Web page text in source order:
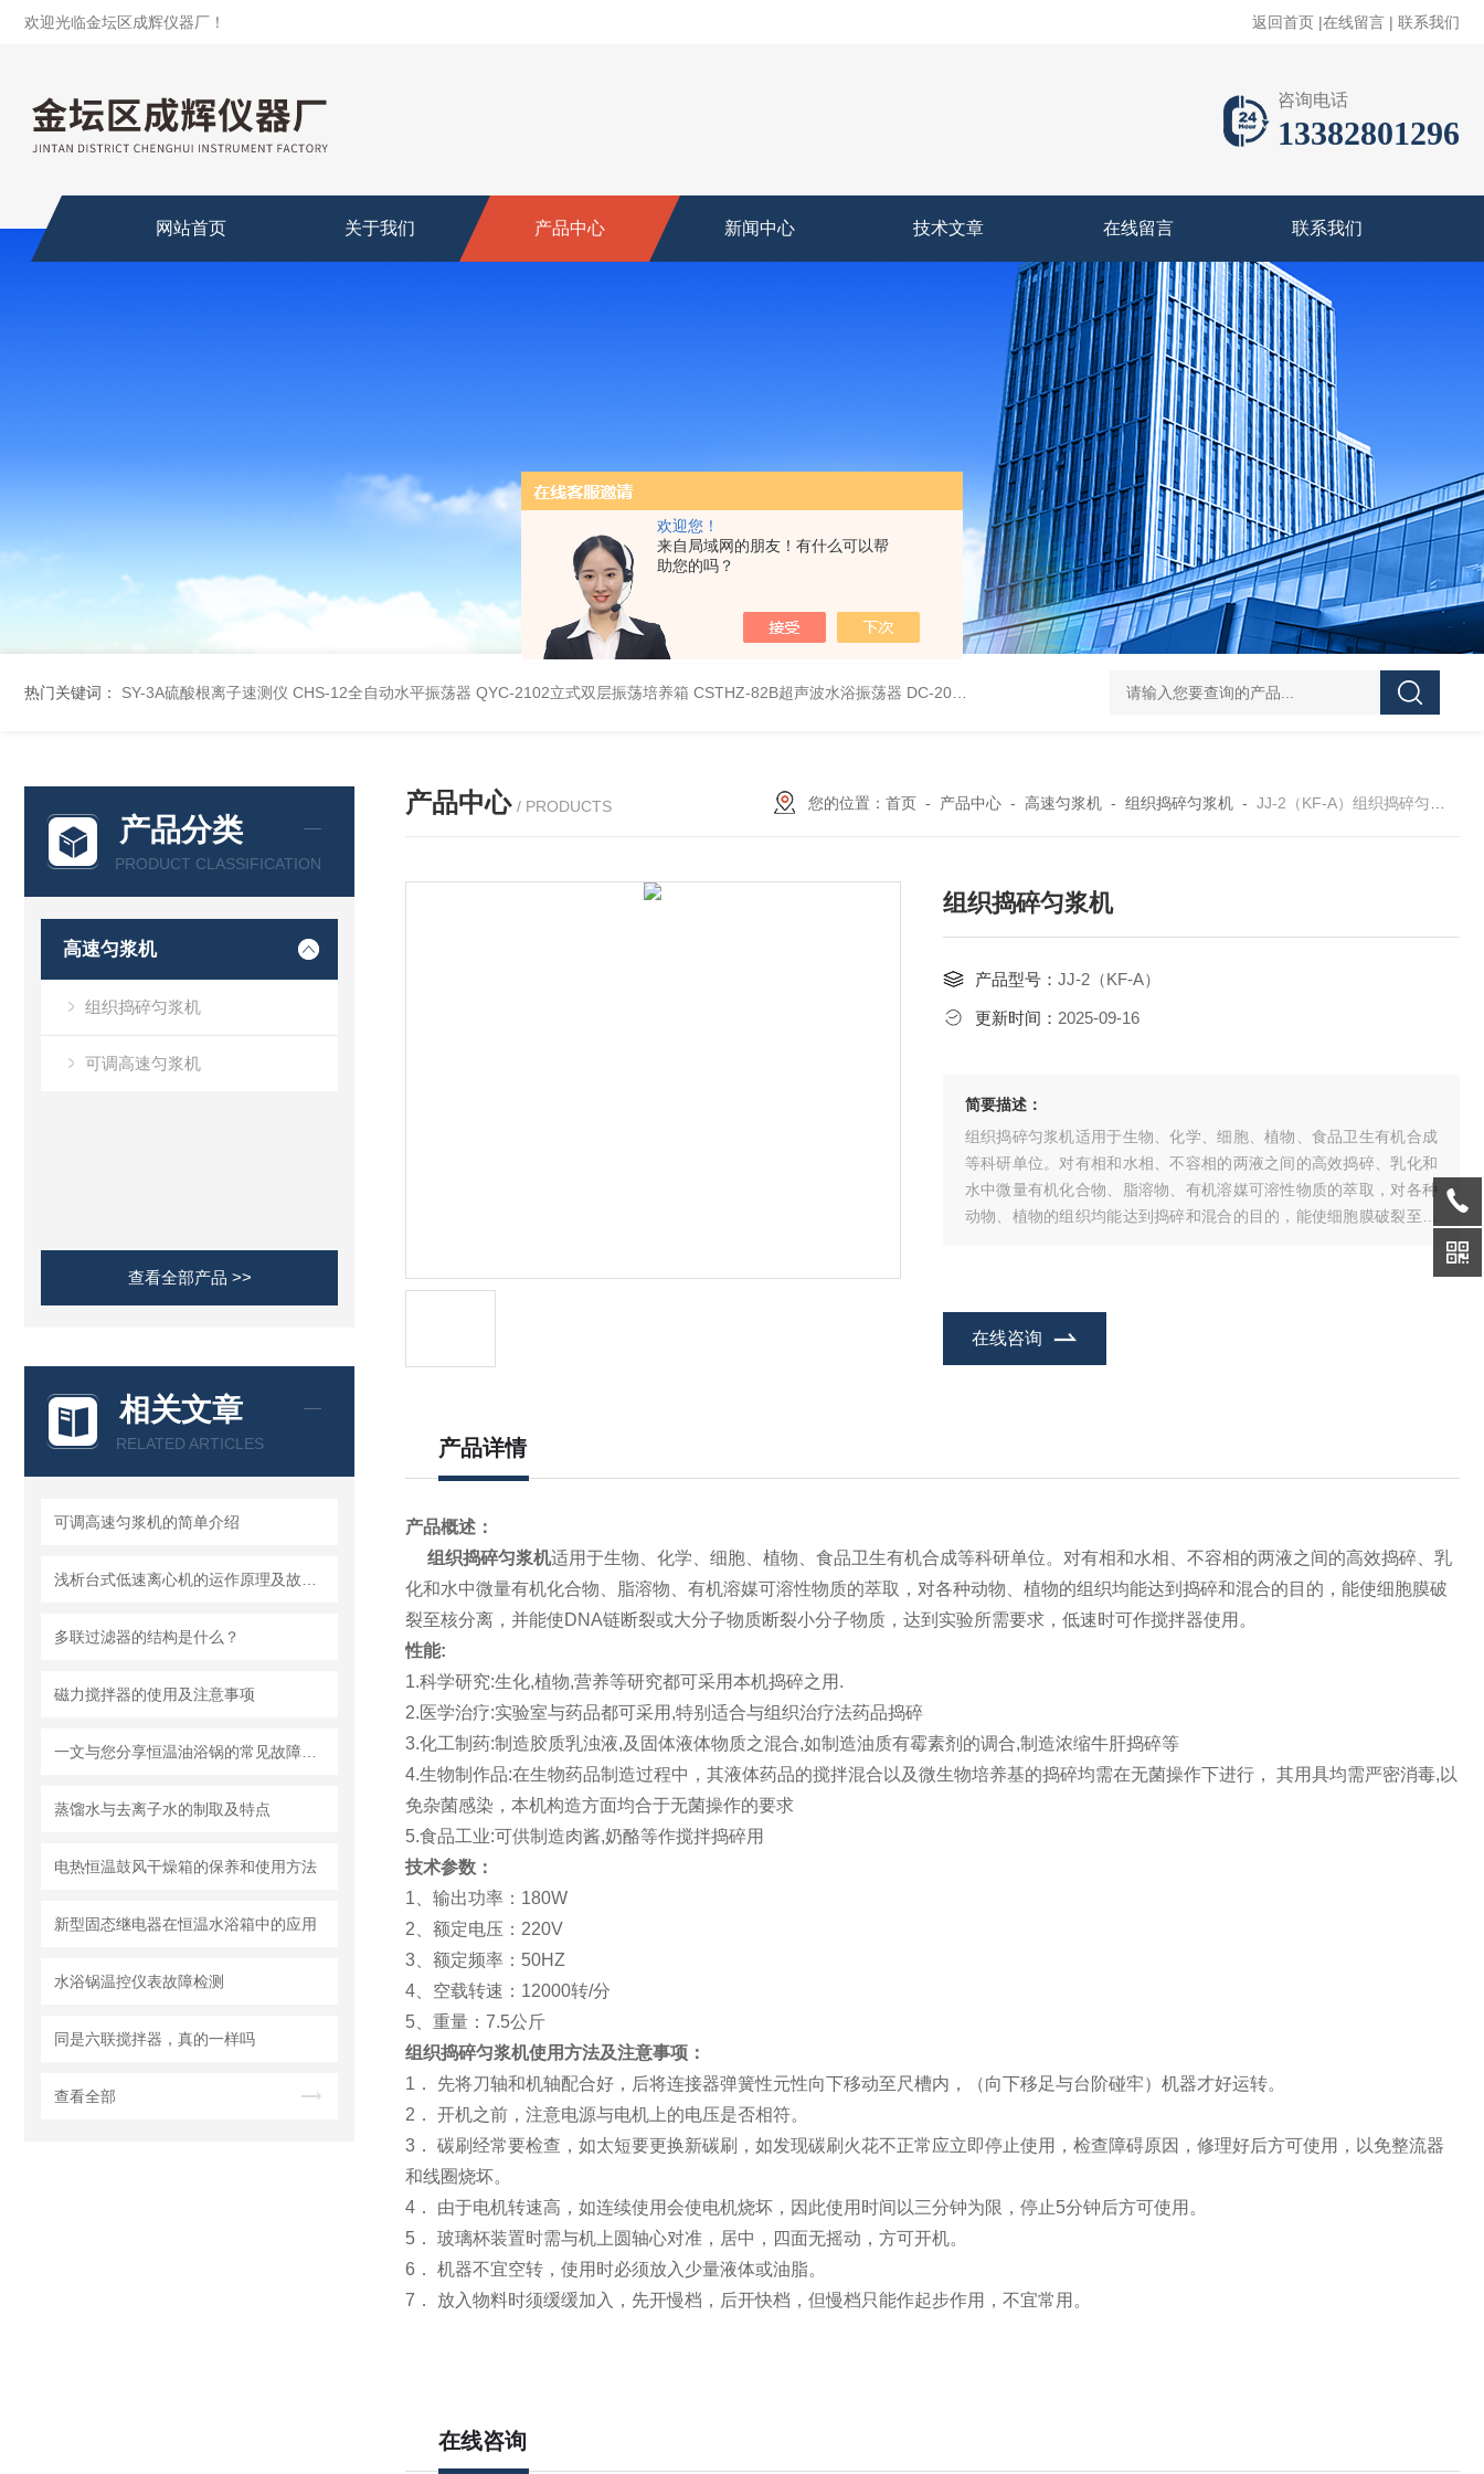
欢迎您！
来自局域网的朋友！有什么可以帮
助您的吗？
欢迎光临金坛区成辉仪器厂！ 返回首页 |在线留言 | 联系我们
咨询电话
13382801296
网站首页 关于我们 产品中心 新闻中心 技术文章 在线留言 联系我们
热门关键词： SY-3A硫酸根离子速测仪 CHS-12全自动水平振荡器 QYC-2102立式双层振荡培养箱 CSTHZ-82B超声波水浴振荡器 DC-20L低温恒温水浴 HY-100L大容量恒温油浴锅 YHJ-20恒温搅拌油浴锅 YHJ-4D
产品分类
PRODUCT CLASSIFICATION
高速匀浆机
组织捣碎匀浆机
可调高速匀浆机
查看全部产品 >>
相关文章
RELATED ARTICLES
可调高速匀浆机的简单介绍
多联过滤器的结构是什么？
磁力搅拌器的使用及注意事项
蒸馏水与去离子水的制取及特点
电热恒温鼓风干燥箱的保养和使用方法
新型固态继电器在恒温水浴箱中的应用
水浴锅温控仪表故障检测
同是六联搅拌器，真的一样吗
查看全部
产品中心 / PRODUCTS 您的位置： 首页- 产品中心- 高速匀浆机- 组织捣碎匀浆机- JJ-2（KF-A）组织捣碎匀浆机
组织捣碎匀浆机
产品型号： JJ-2（KF-A）
更新时间： 2025-09-16
简要描述：
组织捣碎匀浆机适用于生物、化学、细胞、植物、食品卫生有机合成
等科研单位。对有相和水相、不容相的两液之间的高效捣碎、乳化和
水中微量有机化合物、脂溶物、有机溶媒可溶性物质的萃取，对各种
动物、植物的组织均能达到捣碎和混合的目的，能使细胞膜破裂至核
在线咨询
产品详情
产品概述：
组织捣碎匀浆机适用于生物、化学、细胞、植物、食品卫生有机合成等科研单位。对有相和水相、不容相的两液之间的高效捣碎、乳
化和水中微量有机化合物、脂溶物、有机溶媒可溶性物质的萃取，对各种动物、植物的组织均能达到捣碎和混合的目的，能使细胞膜破
裂至核分离，并能使DNA链断裂或大分子物质断裂小分子物质，达到实验所需要求，低速时可作搅拌器使用。
性能:
1.科学研究:生化,植物,营养等研究都可采用本机捣碎之用.
2.医学治疗:实验室与药品都可采用,特别适合与组织治疗法药品捣碎
3.化工制药:制造胶质乳浊液,及固体液体物质之混合,如制造油质有霉素剂的调合,制造浓缩牛肝捣碎等
4.生物制作品:在生物药品制造过程中，其液体药品的搅拌混合以及微生物培养基的捣碎均需在无菌操作下进行， 其用具均需严密消毒,以
免杂菌感染，本机构造方面均合于无菌操作的要求
5.食品工业:可供制造肉酱,奶酪等作搅拌捣碎用
技术参数：
1、输出功率：180W
2、额定电压：220V
3、额定频率：50HZ
4、空载转速：12000转/分
5、重量：7.5公斤
组织捣碎匀浆机使用方法及注意事项：
1． 先将刀轴和机轴配合好，后将连接器弹簧性元性向下移动至尺槽内，（向下移足与台阶碰牢）机器才好运转。
2． 开机之前，注意电源与电机上的电压是否相符。
3． 碳刷经常要检查，如太短要更换新碳刷，如发现碳刷火花不正常应立即停止使用，检查障碍原因，修理好后方可使用，以免整流器
和线圈烧坏。
4． 由于电机转速高，如连续使用会使电机烧坏，因此使用时间以三分钟为限，停止5分钟后方可使用。
5． 玻璃杯装置时需与机上圆轴心对准，居中，四面无摇动，方可开机。
6． 机器不宜空转，使用时必须放入少量液体或油脂。
7． 放入物料时须缓缓加入，先开慢档，后开快档，但慢档只能作起步作用，不宜常用。
在线咨询